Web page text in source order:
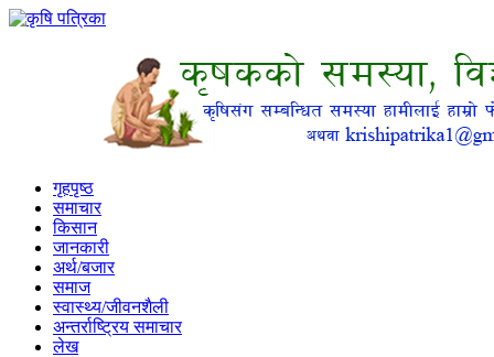
गृहपृष्ठ
समाचार
किसान
जानकारी
अर्थ/बजार
समाज
स्वास्थ्य/जीवनशैली
अन्तर्राष्ट्रिय समाचार
लेख